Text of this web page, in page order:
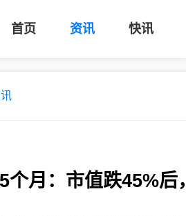
首页 资讯 快讯
个月：市值跌45%后